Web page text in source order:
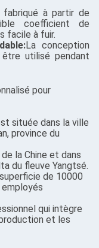
fabriqué à partir de
coefficient de
facile à fuir.
La conception
utilisé pendant
pour
située dans la ville
province du
la Chine et dans
du fleuve Yangtsé.
de 10000
qui intègre
et les